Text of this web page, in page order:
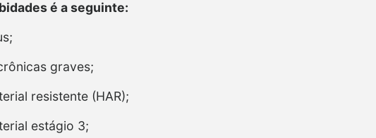
é a seguinte:
graves;
resistente (HAR);
estágio 3;